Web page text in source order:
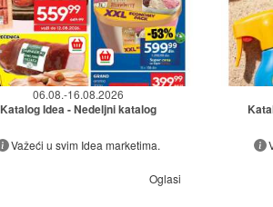
06.08.-16.08.2026
Katalog Idea - Nedeljni katalog
Važeći u svim Idea marketima.
Oglasi